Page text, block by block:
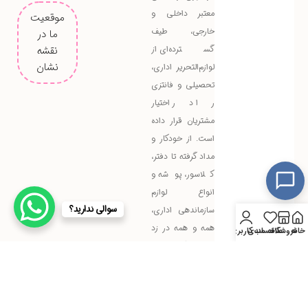
معتبر داخلی و
خارجی، طیف
گسترده‌ای از
لوازم‌التحریر اداری،
تحصیلی و فانتزی
را در اختیار
مشتریان قرار داده
است. از خودکار و
مداد گرفته تا دفتر،
کلاسور، پوشه و
انواع لوازم
سازماندهی اداری،
همه و همه در زد
تحریر با کیفیت بالا
موقعیت
ما در
نقشه
نشان
سوالی ندارید؟
خانهفروشگاهعلاقه مندی
حساب کاربری من